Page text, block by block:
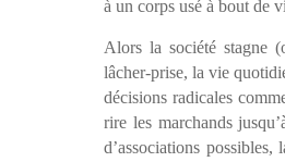
à un corps usé à bout de
Alors la société stagne
lâcher-prise, la vie
décisions radicales
rire les marchands
d’associations